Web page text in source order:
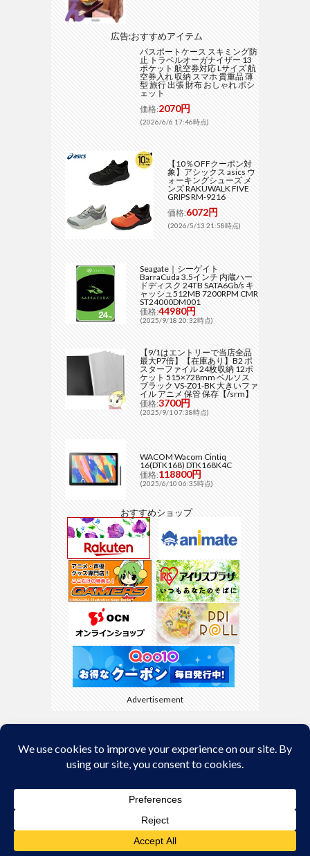
広告:おすすめアイテム
パスポートケース スキミング防
止 トラベルオーガナイザー 13
ポケット 航空券対応 Lサイズ 航
空券入れ 収納 スマホ 貴重品 薄
型 旅行 出張 財布 おしゃれ ポシ
ェット
価格:2070円
(2026/6/6 17:46時点)
【10％OFFクーポン対
象】アシックス asics ウ
ォーキングシューズ メ
ンズ RAKUWALK FIVE
GRIPS RM-9216
価格:6072円
(2026/5/13 21:58時点)
Seagate｜シーゲイト
BarraCuda 3.5インチ 内蔵ハー
ドディスク 24TB SATA6Gb/s キ
ャッシュ512MB 7200RPM CMR
ST24000DM001
価格:44980円
(2025/9/18 20:32時点)
【9/1はエントリーで当店全品
最大P7倍】【在庫あり】B2 ポ
スターファイル 24枚収納 12ポ
ケット 515×728mm ベルソス
ブラック VS-Z01-BK 大きいファ
イル アニメ 保管 保存【/srm】
価格:3700円
(2025/9/1 07:38時点)
WACOM Wacom Cintiq
16(DTK168) DTK168K4C
価格:118800円
(2025/6/10 06:35時点)
おすすめショップ
Advertisement
Back to Top
© Copyright 2026kyamaBlog